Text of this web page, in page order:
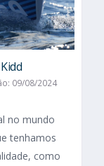
09/08/2024
no mundo
tenhamos
como